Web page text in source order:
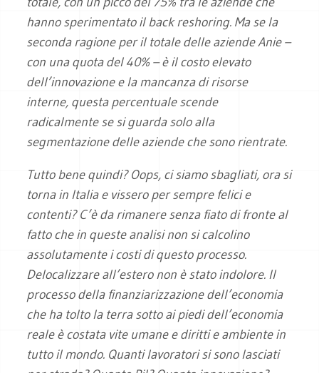
hanno sperimentato il back reshoring. Ma se la
seconda ragione per il totale delle aziende Anie –
con una quota del 40% – è il costo elevato
dell’innovazione e la mancanza di risorse
interne, questa percentuale scende
radicalmente se si guarda solo alla
segmentazione delle aziende che sono rientrate.
Tutto bene quindi? Oops, ci siamo sbagliati, ora si
torna in Italia e vissero per sempre felici e
contenti? C’è da rimanere senza fiato di fronte al
fatto che in queste analisi non si calcolino
assolutamente i costi di questo processo.
Delocalizzare all’estero non è stato indolore. Il
processo della finanziarizzazione dell’economia
che ha tolto la terra sotto ai piedi dell’economia
reale è costata vite umane e diritti e ambiente in
tutto il mondo. Quanti lavoratori si sono lasciati